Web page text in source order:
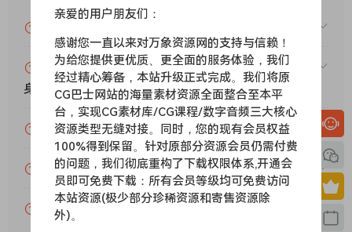
靠近声源。有时我们甚至不得不将材料放在麦克风上，并找到它
们能够通过……无尽的运动来创造无尽的声音的方式，这使我们
能够创建无限的循环。相信我，在立体声场中间录制具有一致声
音的绘图铅笔循环并不是那么容易！
然后我们将这些声音设计成易于使用、非常漂亮和令人满意的纹
理、可演奏的乐器，甚至打击乐套件。因此，我们为您提供了可
以创建由亲密的 ASMR 或不寻常且复杂的电噪声组成的完整配乐
的乐器。听起来很棒，而且非常非常实用。
我们记录
了什么吹风机、绘图铅笔、丝带、麻绳、微波炉、瓶子、电风
扇、海绵、气泡膜、吉他放大器、纸、牙刷、烙铁、死猫、织
物、纸片、纸箱、金属管、椅子、支架、胶带、各种设备的嗡嗡
赞助包月VIP（或包年VIP）后能升级包年（或终
身VIP）吗？
为什么付款了未开通VIP会员？
账号可以分享或者借给别人用吗？
VIP会员剩余时间查询？
亲爱的用户朋友们：
感谢您一直以来对万象资源网的支持与信赖！
为给您提供更优质、更全面的服务体验，我们
经过精心筹备，本站升级正式完成。我们将原
CG巴士网站的海量素材资源全面整合至本平
台，实现CG素材库/CG课程/数字音频三大核心
资源类型无缝对接。同时，您的现有会员权益
100%得到保留。针对原部分资源会员仍需付费
的问题，我们彻底重构了下载权限体系,开通会
员即可免费下载：所有会员等级均可免费访问
本站资源(极少部分珍稀资源和寄售资源除
外)。